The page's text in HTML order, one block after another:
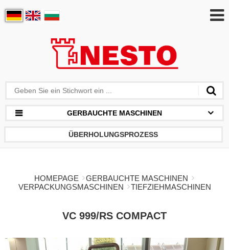
GERBAUCHTE MASCHINEN
ÜBERHOLUNGSPROZESS
HOMEPAGE
GERBAUCHTE MASCHINEN
VERPACKUNGSMASCHINEN
TIEFZIEHMASCHINEN
VC 999/RS COMPACT